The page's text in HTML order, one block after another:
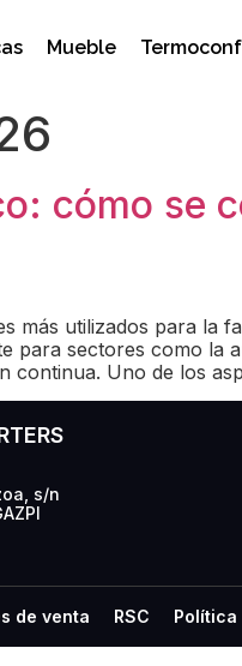
Mueble
cómo se
más utilizados para la
para sectores como la
continua. Uno de los
s/n
de venta RSC Política